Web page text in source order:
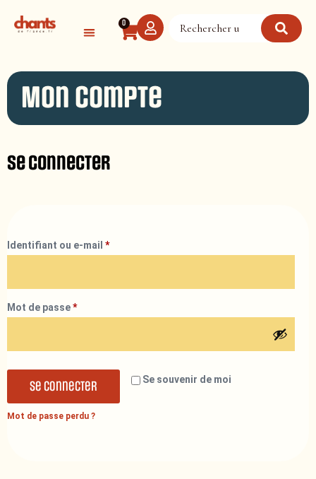
0
Mon compte
Se connecter
Identifiant ou e-mail *
Mot de passe*
Se souvenir de moi
Se connecter
Mot de passe perdu ?